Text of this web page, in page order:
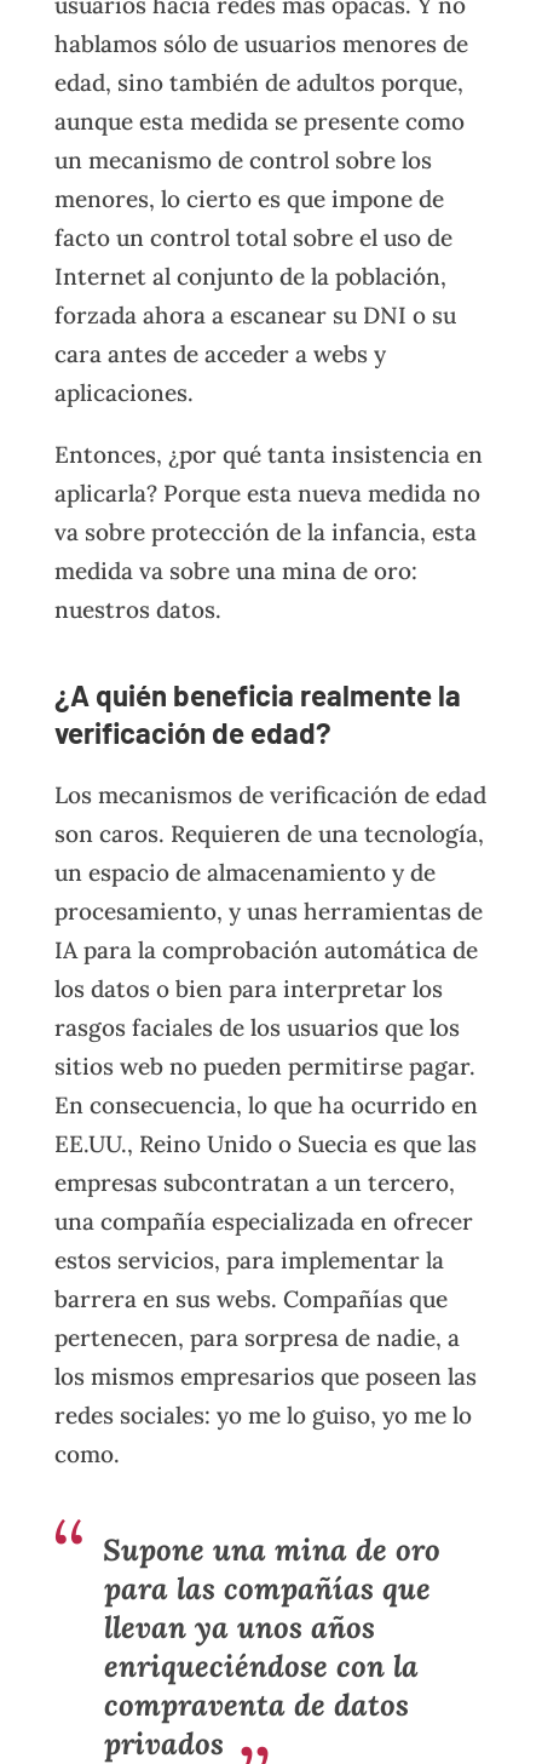
hablamos sólo de usuarios menores de
edad, sino también de adultos porque,
aunque esta medida se presente como
un mecanismo de control sobre los
menores, lo cierto es que impone de
facto un control total sobre el uso de
Internet al conjunto de la población,
forzada ahora a escanear su DNI o su
cara antes de acceder a webs y
aplicaciones.
Entonces, ¿por qué tanta insistencia en
aplicarla? Porque esta nueva medida no
va sobre protección de la infancia, esta
medida va sobre una mina de oro:
nuestros datos.
¿A quién beneficia realmente la
verificación de edad?
Los mecanismos de verificación de edad
son caros. Requieren de una tecnología,
un espacio de almacenamiento y de
procesamiento, y unas herramientas de
IA para la comprobación automática de
los datos o bien para interpretar los
rasgos faciales de los usuarios que los
sitios web no pueden permitirse pagar.
En consecuencia, lo que ha ocurrido en
EE.UU., Reino Unido o Suecia es que las
empresas subcontratan a un tercero,
una compañía especializada en ofrecer
estos servicios, para implementar la
barrera en sus webs. Compañías que
pertenecen, para sorpresa de nadie, a
los mismos empresarios que poseen las
redes sociales: yo me lo guiso, yo me lo
como.
Supone una mina de oro
para las compañías que
llevan ya unos años
enriqueciéndose con la
compraventa de datos
privados